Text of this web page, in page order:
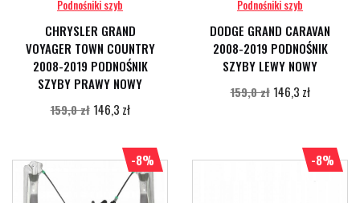
Podnośniki szyb
CHRYSLER GRAND
VOYAGER TOWN COUNTRY
2008-2019 PODNOŚNIK
SZYBY PRAWY NOWY
159,0 zł 146,3 zł
Podnośniki szyb
DODGE GRAND CARAVAN
2008-2019 PODNOŚNIK
SZYBY LEWY NOWY
159,0 zł 146,3 zł
-8% -8%